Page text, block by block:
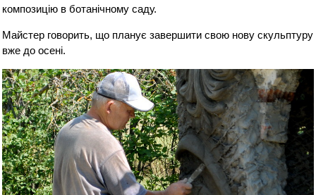
композицію в ботанічному саду.
Майстер говорить, що планує завершити свою нову скульптуру
вже до осені.